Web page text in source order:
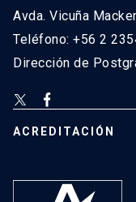
Avda. Vicuña
Teléfono: +56 2
Dirección de
ACREDITACIÓN